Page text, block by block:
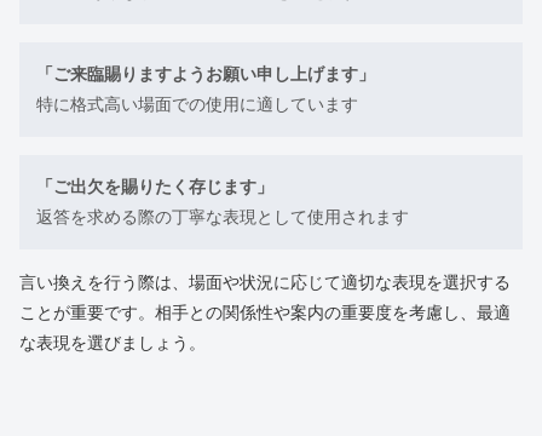
「ご来臨賜りますようお願い申し上げます」
特に格式高い場面での使用に適しています
「ご出欠を賜りたく存じます」
返答を求める際の丁寧な表現として使用されます
言い換えを行う際は、場面や状況に応じて適切な表現を選択する
ことが重要です。相手との関係性や案内の重要度を考慮し、最適
な表現を選びましょう。